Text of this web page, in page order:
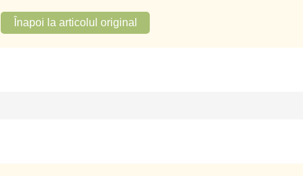
Înapoi la articolul original